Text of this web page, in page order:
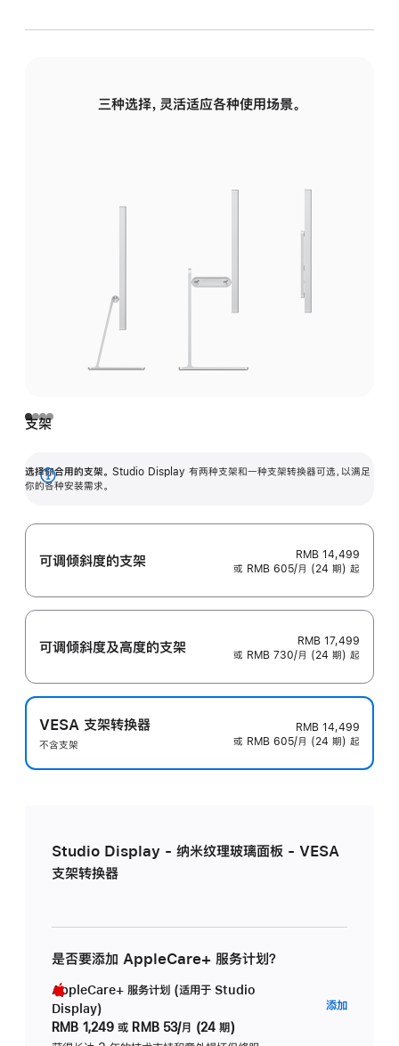
三种选择，灵活适应各种使用场景。
支架
选择你合用的支架。 Studio Display 有两种支架和一种支架转换器可选，以满足
你的各种安装需求。
展
可调倾斜度的支架
RMB 14,499
或 RMB 605/月 (24 期) 起
可调倾斜度及高‍度的支‍架
RMB 17,499
或 RMB 730/月 (24 期) 起
VESA 支架转换器
不含支架
RMB 14,499
或 RMB 605/月 (24 期) 起
Studio Display - 纳米纹理玻璃面板 - VESA
支架转换器
是否要添加 AppleCare+ 服务计划？
AppleCare+ 服务计划 (适用于 Studio
Display)
RMB 1,249 或 RMB 53/月 (24 期)
添加